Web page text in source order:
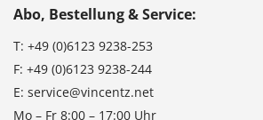
Abo, Bestellung & Service:
T: +49 (0)6123 9238-253
F: +49 (0)6123 9238-244
E: service@vincentz.net
Mo – Fr 8:00 – 17:00 Uhr